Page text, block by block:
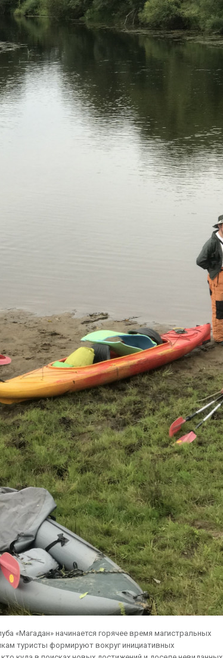
«Магадан» начинается горячее время магистральных
туристы формируют вокруг инициативных